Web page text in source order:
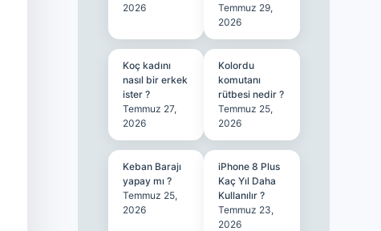
2026
Temmuz 29,
2026
Koç kadını
nasıl bir erkek
ister ?
Temmuz 27,
2026
Kolordu
komutanı
rütbesi nedir ?
Temmuz 25,
2026
Keban Barajı
yapay mı ?
Temmuz 25,
2026
iPhone 8 Plus
Kaç Yıl Daha
Kullanılır ?
Temmuz 23,
2026